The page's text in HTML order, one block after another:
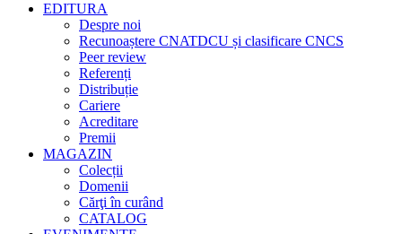
EDITURA
Despre noi
Recunoaștere CNATDCU și clasificare CNCS
Peer review
Referenți
Distribuție
Cariere
Acreditare
Premii
MAGAZIN
Colecții
Domenii
Cărţi în curând
CATALOG